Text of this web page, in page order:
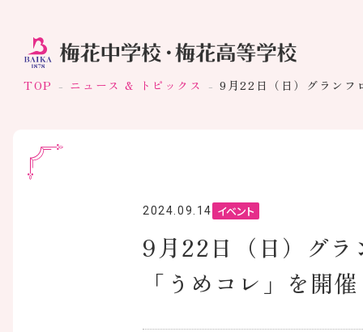
TOP ニュース & トピックス 9月22日（日）グランフ
2024.09.14 イベント
9月22日（日）グラ
「うめコレ」を開